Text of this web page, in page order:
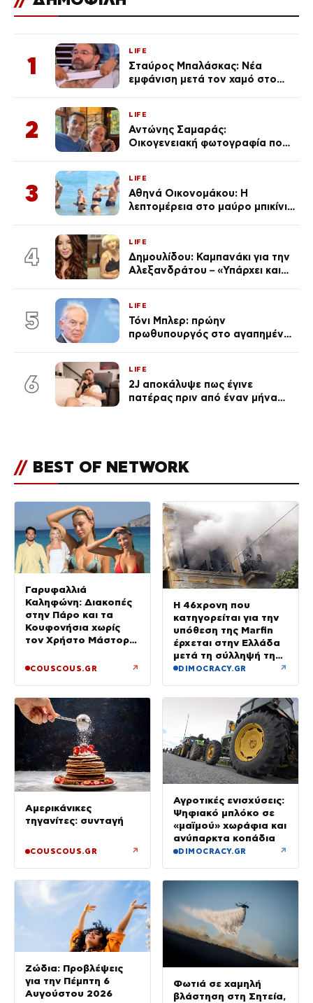
1
LIFE
Σταύρος Μπαλάσκας: Νέα
εμφάνιση μετά τον χαμό στο
2
LIFE
Αντώνης Σαμαράς:
Οικογενειακή φωτογραφία που
Λένας
3
LIFE
Αθηνά Οικονομάκου: Η
λεπτομέρεια στο μαύρο μπικίνι
(φωτογραφίες)
4
LIFE
Δημουλίδου: Καμπανάκι για την
Αλεξανδράτου – «Υπάρχει και
5
LIFE
Τόνι Μπλερ: πρώην
πρωθυπουργός στο αγαπημένο
6
LIFE
2J αποκάλυψε πως έγινε
πατέρας πριν από έναν μήνα
// BEST OF NETWORK
Γαρυφαλλιά
Καληφώνη: Διακοπές
στην Πάρο και τα
Κουφονήσια χωρίς
τον Χρήστο Μάστορα
COUSCOUS.GR ↗
Η 46χρονη που
κατηγορείται για την
υπόθεση της Marfin
έρχεται στην Ελλάδα
μετά τη σύλληψή της
στο Λονδίνο
DIMOCRACY.GR ↗
Αμερικάνικες
τηγανίτες: συνταγή
COUSCOUS.GR ↗
Αγροτικές ενισχύσεις:
Ψηφιακό μπλόκο σε
«μαϊμού» χωράφια και
ανύπαρκτα κοπάδια
DIMOCRACY.GR ↗
Ζώδια: Προβλέψεις
για την Πέμπτη 6
Αυγούστου 2026
Φωτιά σε χαμηλή
βλάστηση στη Σητεία,